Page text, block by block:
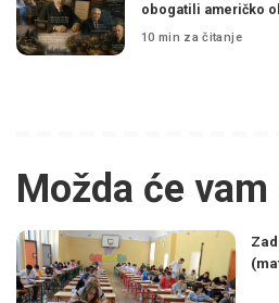
obogatili američko
10 min za čitanje
Možda će